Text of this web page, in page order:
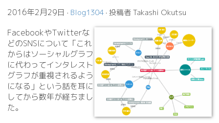
2016年2月29日 · Blog1304 · 投稿者 Takashi Okutsu
FacebookやTwitterな
どのSNSについて「これ
からはソーシャルグラフ
に代わってインタレスト
グラフが重視されるよう
になる」という話を耳に
してから数年が経ちまし
た。